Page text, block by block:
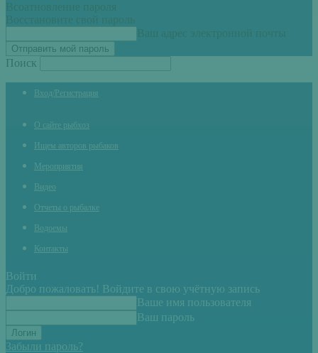
Всоатновление пароля
Восстановите свой пароль
Ваш адрес электронной почты
Поиск
Вход/Регистрация
О сайте рыбхоз
Ищем авторов рыбаков
Мероприятия
Видео
Отчеты о рыбалке
Водоемы
Контакты
Войти
Добро пожаловать! Войдите в свою учётную запись
Ваше имя пользователя
Ваш пароль
Забыли пароль?